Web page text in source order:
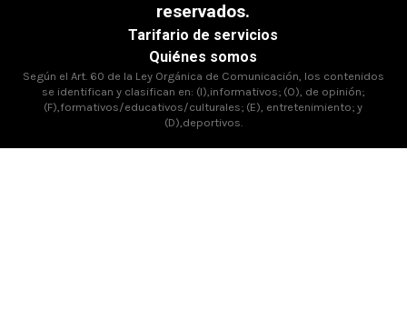
reservados.
Tarifario de servicios
Quiénes somos
Según el Art. 60 de la Ley Orgánica de Comunicación, los contenidos
se identifican y clasifican en: (I),informativos; (O), de opinión;
(F),formativos/educativos/culturales; (E), entretenimiento; y
(D),deportivos.